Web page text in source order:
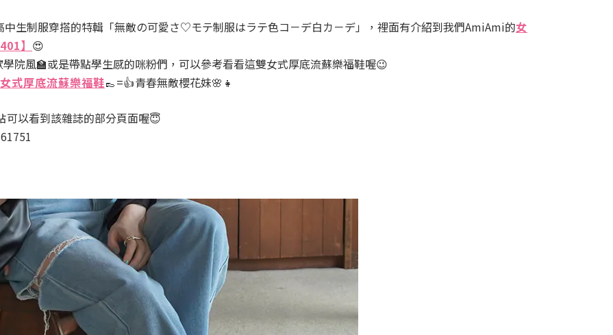
生制服穿搭的特輯「無敵の可愛さ♡モテ制服はラテ色コ－デ白カ－デ」，裡面有介紹到我們AmiAmi的女
】 😍
院風🏫或是帶點學生感的咪粉們，可以參考看看這雙女式厚底流蘇樂福鞋喔😉
女式厚底流蘇樂福鞋👞=👍青春無敵櫻花妹🌸👧
可以看到該雜誌的部分頁面喔😇